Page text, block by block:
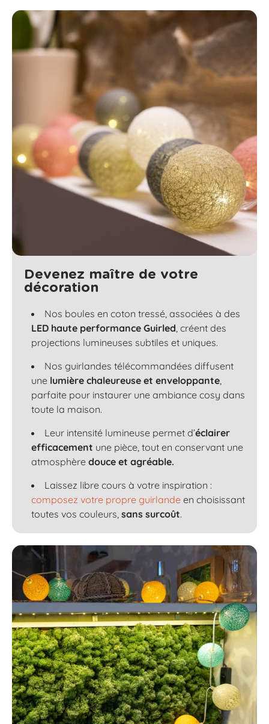
Devenez maître de votre
décoration
Nos boules en coton tressé, associées à des
LED haute performance Guirled , créent des
projections lumineuses subtiles et uniques.
Nos guirlandes télécommandées diffusent
une lumière chaleureuse et enveloppante
parfaite pour instaurer une ambiance cosy dans
toute la maison.
Leur intensité lumineuse permet d’éclairer
efficacement une pièce, tout en conservant une
atmosphère douce et agréable.
Laissez libre cours à votre inspiration :
composez votre propre guirlande en choisissant
toutes vos couleurs, sans surcoût.